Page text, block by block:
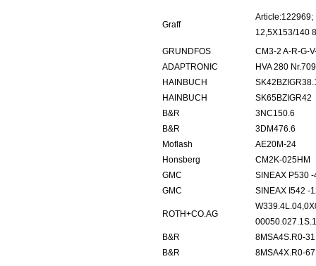
Graff
Article:122969;
12,5X153/140
GRUNDFOS
CM3-2 A-R-G-
ADAPTRONIC
HVA 280
HAINBUCH
HAINBUCH
SK65BZIGR42
B&R
3NC150.6
B&R
3DM476.6
Moflash
AE20M-24
Honsberg
CM2K-025HM
GMC
SINEAX P530
GMC
SINEAX I542 -
ROTH+CO.AG
B&R
8MSA4S.R0-31
B&R
8MSA4X.R0-67